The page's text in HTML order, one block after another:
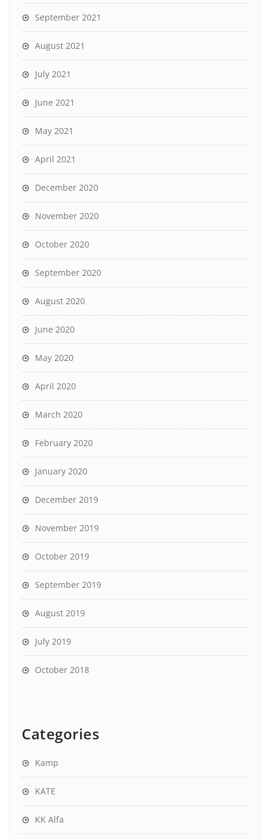
September 2021
August 2021
July 2021
June 2021
May 2021
April 2021
December 2020
November 2020
October 2020
September 2020
August 2020
June 2020
May 2020
April 2020
March 2020
February 2020
January 2020
December 2019
November 2019
October 2019
September 2019
August 2019
July 2019
October 2018
Categories
Kamp
KATE
KK Alfa